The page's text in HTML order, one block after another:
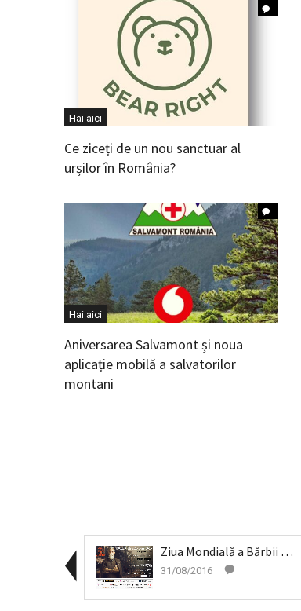
Hai aici
Ce ziceți de un nou sanctuar al
urșilor în România?
Hai aici
Aniversarea Salvamont și noua
aplicație mobilă a salvatorilor
montani
Ziua Mondială a Bărbii – 2 septembrie 2016
31/08/2016